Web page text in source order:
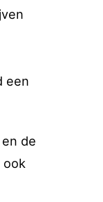
een
de
ook